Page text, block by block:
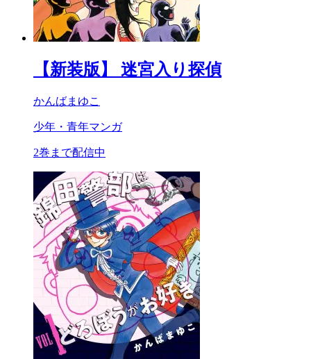
【新装版】 迷宮入り探偵
かんばまゆこ
少年・青年マンガ
2巻まで配信中